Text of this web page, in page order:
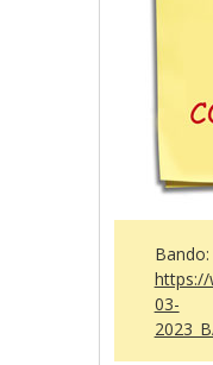
Bando:
https://
03-